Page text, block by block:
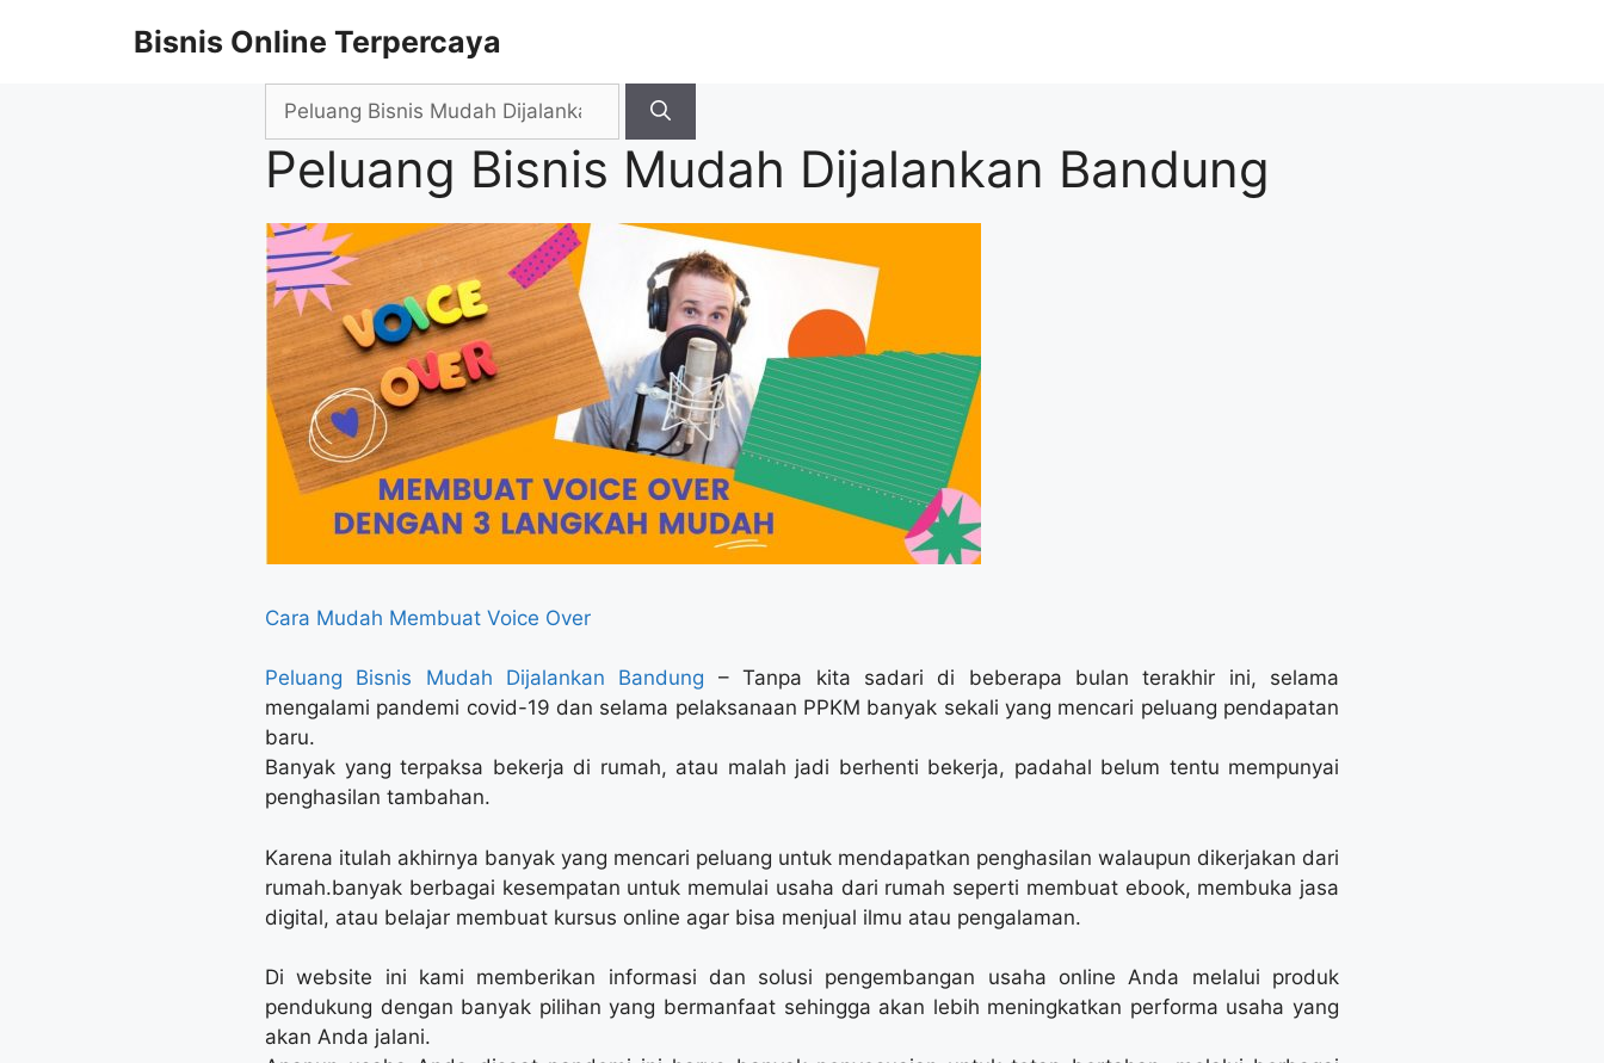
Bisnis Online Terpercaya
Search
Peluang Bisnis Mudah Dijalankan Bandung
Cara Mudah Membuat Voice Over
Peluang Bisnis Mudah Dijalankan Bandung – Tanpa kita sadari di beberapa bulan terakhir ini, selama
mengalami pandemi covid-19 dan selama pelaksanaan PPKM banyak sekali yang mencari peluang pendapatan
baru.
Banyak yang terpaksa bekerja di rumah, atau malah jadi berhenti bekerja, padahal belum tentu mempunyai
penghasilan tambahan.
Karena itulah akhirnya banyak yang mencari peluang untuk mendapatkan penghasilan walaupun dikerjakan dari
rumah.banyak berbagai kesempatan untuk memulai usaha dari rumah seperti membuat ebook, membuka jasa
digital, atau belajar membuat kursus online agar bisa menjual ilmu atau pengalaman.
Di website ini kami memberikan informasi dan solusi pengembangan usaha online Anda melalui produk
pendukung dengan banyak pilihan yang bermanfaat sehingga akan lebih meningkatkan performa usaha yang
akan Anda jalani.